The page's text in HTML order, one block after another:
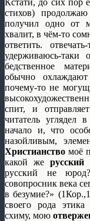
стихов)
получил одно от
хвалит, в чём-то
ответить.
удерживаюсь-таки
бедственное
обычно
почему-то не
спит, и
читатель углядел
начало и, что
назойливым,
Христианство моё
какой жерусский
русский не
совопросник века
в безумие?»
своего рода
схиму, мою